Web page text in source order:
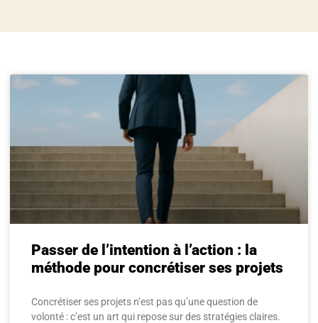
Passer de l’intention à l’action : la
méthode pour concrétiser ses projets
Concrétiser ses projets n’est pas qu’une question de
volonté : c’est un art qui repose sur des stratégies claires.